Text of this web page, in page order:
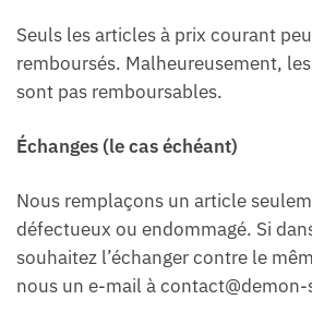
Seuls les articles à prix courant
remboursés. Malheureusement,
sont pas remboursables.
Échanges (le cas échéant)
Nous remplaçons un article
défectueux ou endommagé. Si
souhaitez l’échanger contre le
nous un e-mail àcontact@demon-